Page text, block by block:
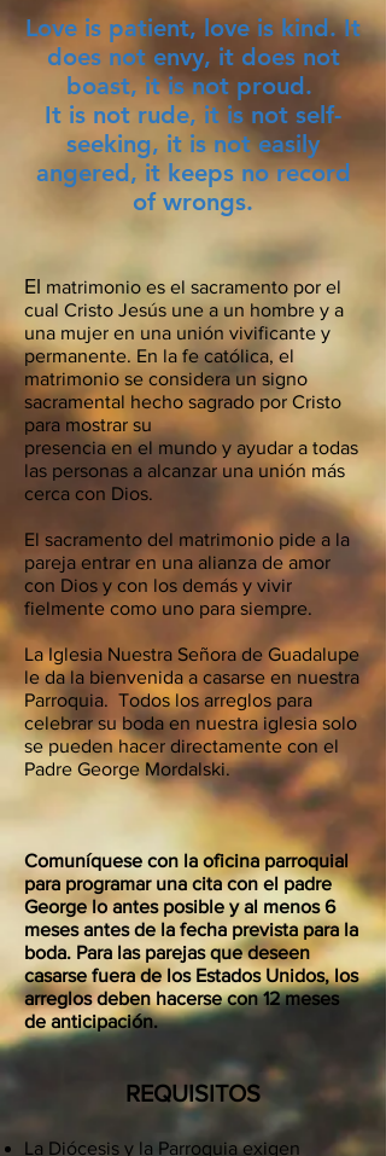
Love is patient, love is kind. It
does not envy, it does not
boast, it is not proud.
It is not rude, it is not self-
seeking, it is not easily
angered, it keeps no record
of wrongs.
El matrimonio es el sacramento por el
cual Cristo Jesús une a un hombre y a
una mujer en una unión vivificante y
permanente. En la fe católica, el
matrimonio se considera un signo
sacramental hecho sagrado por Cristo
para mostrar su
presencia en el mundo y ayudar a todas
las personas a alcanzar una unión más
cerca con Dios.
El sacramento del matrimonio pide a la
pareja entrar en una alianza de amor
con Dios y con los demás y vivir
fielmente como uno para siempre.
La Iglesia Nuestra Señora de Guadalupe
le da la bienvenida a casarse en nuestra
Parroquia. Todos los arreglos para
celebrar su boda en nuestra iglesia solo
se pueden hacer directamente con el
Padre George Mordalski.
Comuníquese con la oficina parroquial
para programar una cita con el padre
George lo antes posible y al menos 6
meses antes de la fecha prevista para la
boda. Para las parejas que deseen
casarse fuera de los Estados Unidos, los
arreglos deben hacerse con 12 meses
de anticipación.
REQUISITOS
La Diócesis y la Parroquia exigen